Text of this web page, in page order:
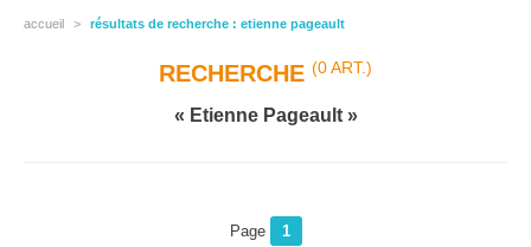
accueil résultats de recherche : etienne pageault
RECHERCHE (0 ART.)
Etienne Pageault
Page 1